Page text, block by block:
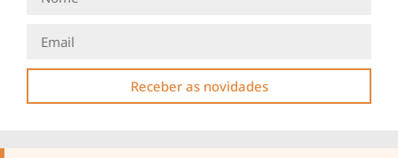
Receber as novidades